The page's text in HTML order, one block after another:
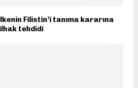
Filistin’i tanıma kararına
ilhak tehdidi